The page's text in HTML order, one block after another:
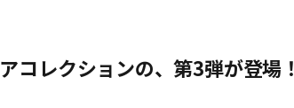
コレクションの、第3弾が登場！